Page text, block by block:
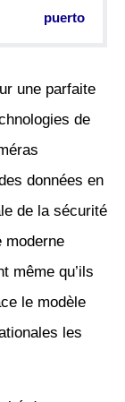
puerto
une parfaite
de
données en
de la sécurité
moderne
même qu’ils
le modèle
les